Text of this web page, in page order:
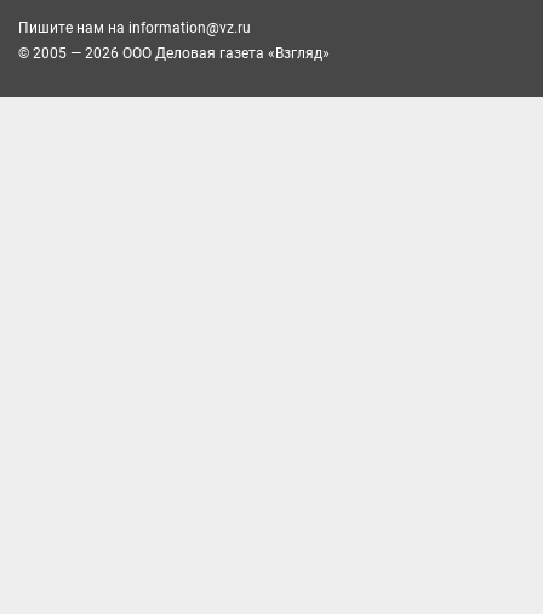
Пишите нам на information@vz.ru
© 2005 — 2026 ООО Деловая газета «Взгляд»